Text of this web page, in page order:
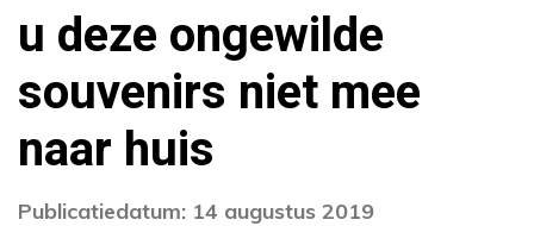
u deze ongewilde
souvenirs niet mee
naar huis
Publicatiedatum: 14 augustus 2019